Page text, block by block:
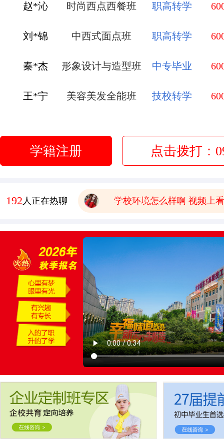
赵*沁 时尚西点西餐班 职高转学
刘*锦 中西式面点班 职高转学
秦*杰 形象设计与造型班 中专毕业
王*宁 美容美发全能班 技校转学
李*莹 金典总厨班 初中毕业
学籍注册 点击拨打：
208 人正在热聊
有点想学中餐 这边中餐老
可以去大型酒店或者面包房
有木有已经毕业的学生，
报名要带哪些